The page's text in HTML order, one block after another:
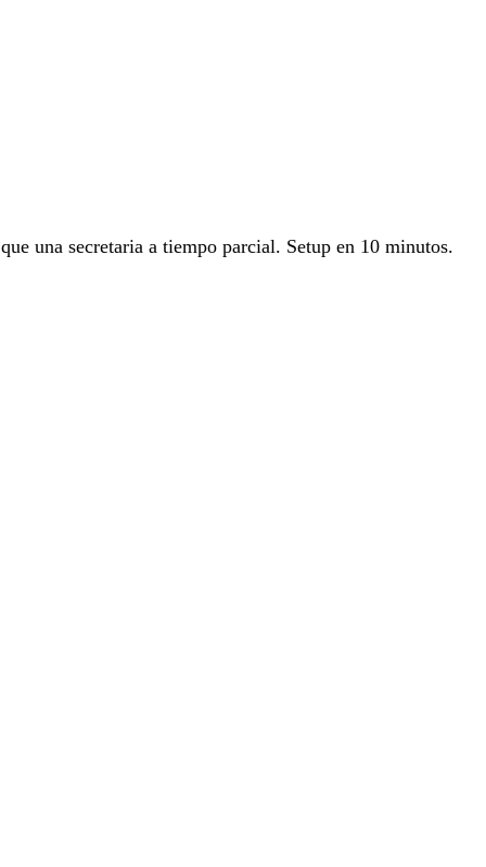
una secretaria a tiempo parcial. Setup en 10 minutos.